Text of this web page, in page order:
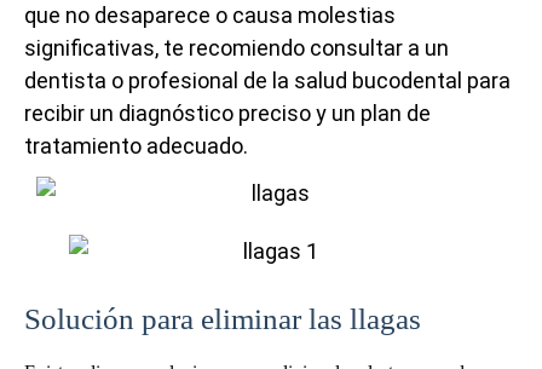
que no desaparece o causa molestias
significativas, te recomiendo consultar a un
dentista o profesional de la salud bucodental para
recibir un diagnóstico preciso y un plan de
tratamiento adecuado.
Solución para eliminar las llagas